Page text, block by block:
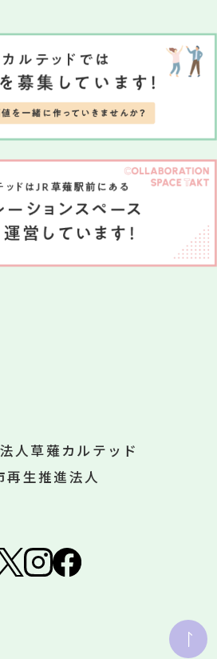
人草薙カルテッド
再生推進法人